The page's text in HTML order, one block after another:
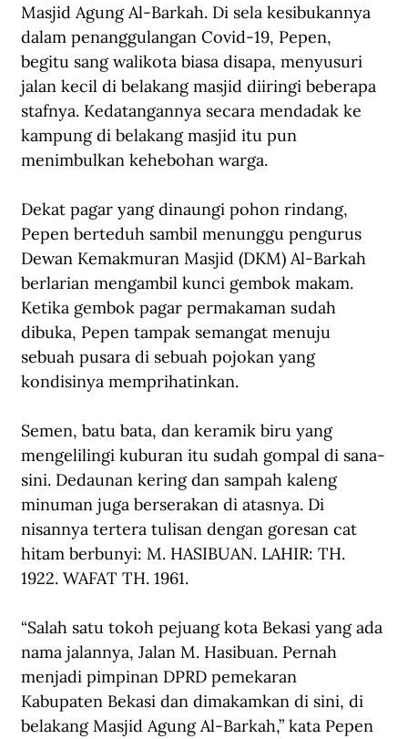
Masjid Agung Al-Barkah. Di sela kesibukannya
dalam penanggulangan Covid-19, Pepen,
begitu sang walikota biasa disapa, menyusuri
jalan kecil di belakang masjid diiringi beberapa
stafnya. Kedatangannya secara mendadak ke
kampung di belakang masjid itu pun
menimbulkan kehebohan warga.
Dekat pagar yang dinaungi pohon rindang,
Pepen berteduh sambil menunggu pengurus
Dewan Kemakmuran Masjid (DKM) Al-Barkah
berlarian mengambil kunci gembok makam.
Ketika gembok pagar permakaman sudah
dibuka, Pepen tampak semangat menuju
sebuah pusara di sebuah pojokan yang
kondisinya memprihatinkan.
Semen, batu bata, dan keramik biru yang
mengelilingi kuburan itu sudah gompal di sana-
sini. Dedaunan kering dan sampah kaleng
minuman juga berserakan di atasnya. Di
nisannya tertera tulisan dengan goresan cat
hitam berbunyi: M. HASIBUAN. LAHIR: TH.
1922. WAFAT TH. 1961.
“Salah satu tokoh pejuang kota Bekasi yang ada
nama jalannya, Jalan M. Hasibuan. Pernah
menjadi pimpinan DPRD pemekaran
Kabupaten Bekasi dan dimakamkan di sini, di
belakang Masjid Agung Al-Barkah,” kata Pepen